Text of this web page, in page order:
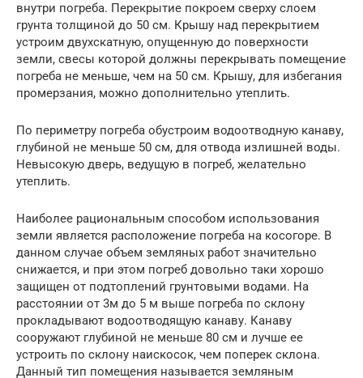
внутри погреба. Перекрытие покроем сверху слоем
грунта толщиной до 50 см. Крышу над перекрытием
устроим двухскатную, опущенную до поверхности
земли, свесы которой должны перекрывать помещение
погреба не меньше, чем на 50 см. Крышу, для избегания
промерзания, можно дополнительно утеплить.
По периметру погреба обустроим водоотводную канаву,
глубиной не меньше 50 см, для отвода излишней воды.
Невысокую дверь, ведущую в погреб, желательно
утеплить.
Наиболее рациональным способом использования
земли является расположение погреба на косогоре. В
данном случае объем земляных работ значительно
снижается, и при этом погреб довольно таки хорошо
защищен от подтоплений грунтовыми водами. На
расстоянии от 3м до 5 м выше погреба по склону
прокладывают водоотводящую канаву. Канаву
сооружают глубиной не меньше 80 см и лучше ее
устроить по склону наискосок, чем поперек склона.
Данный тип помещения называется земляным